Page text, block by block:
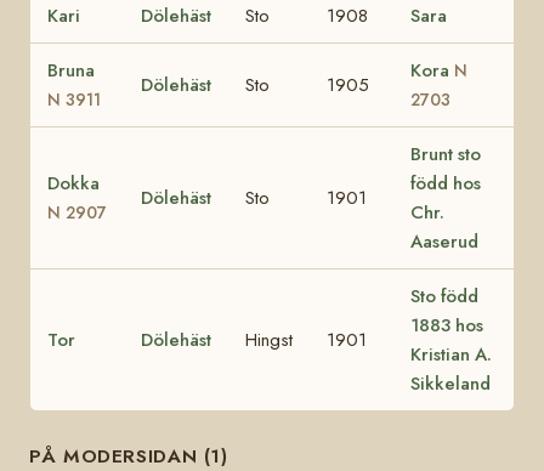
Kari Dölehäst Sto 1908 Sara
Bruna
N 3911
Dölehäst Sto 1905
Kora N
2703
Dokka
N 2907
Dölehäst Sto 1901
Brunt sto
född hos
Chr.
Aaserud
Tor Dölehäst Hingst 1901
Sto född
1883 hos
Kristian A.
Sikkeland
PÅ MODERSIDAN (1)